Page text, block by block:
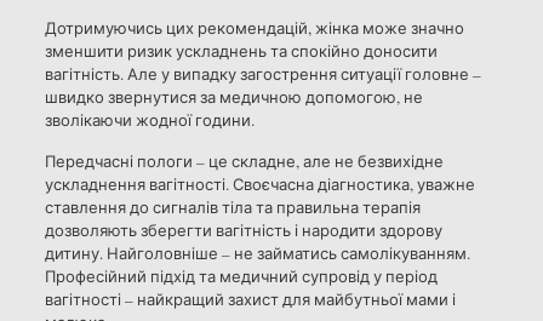
Дотримуючись цих рекомендацій, жінка може значно
зменшити ризик ускладнень та спокійно доносити
вагітність. Але у випадку загострення ситуації головне –
швидко звернутися за медичною допомогою, не
зволікаючи жодної години.
Передчасні пологи – це складне, але не безвихідне
ускладнення вагітності. Своєчасна діагностика, уважне
ставлення до сигналів тіла та правильна терапія
дозволяють зберегти вагітність і народити здорову
дитину. Найголовніше – не займатись самолікуванням.
Професійний підхід та медичний супровід у період
вагітності – найкращий захист для майбутньої мами і